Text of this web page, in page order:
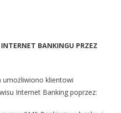
BANKINGU PRZEZ
umożliwiono klientowi
Internet Banking poprzez: